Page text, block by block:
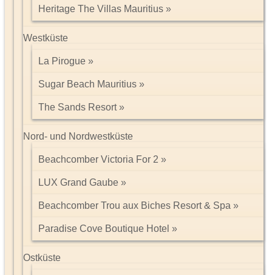
Heritage The Villas Mauritius
Westküste
La Pirogue
Sugar Beach Mauritius
The Sands Resort
Nord- und Nordwestküste
Beachcomber Victoria For 2
LUX Grand Gaube
Beachcomber Trou aux Biches Resort & Spa
Paradise Cove Boutique Hotel
Ostküste